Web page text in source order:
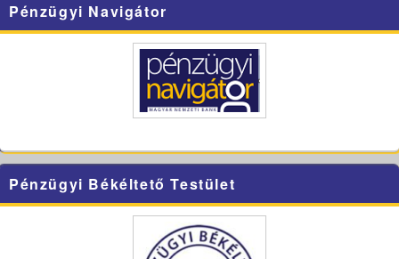
Pénzügyi Navigátor
Pénzügyi Békéltető Testület